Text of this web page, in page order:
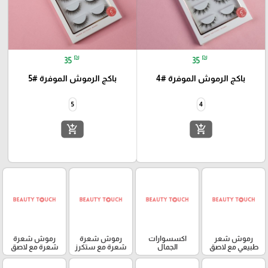
35 ₪
باكج الرموش الموفرة #4
4
add_shopping_cart
35 ₪
باكج الرموش الموفرة #5
5
add_shopping_cart
رموش شعر
طبيعي مع لاصق
اكسسوارات
الجمال
رموش شعرة
شعرة مع ستكرز
رموش شعرة
شعرة مع لاصق